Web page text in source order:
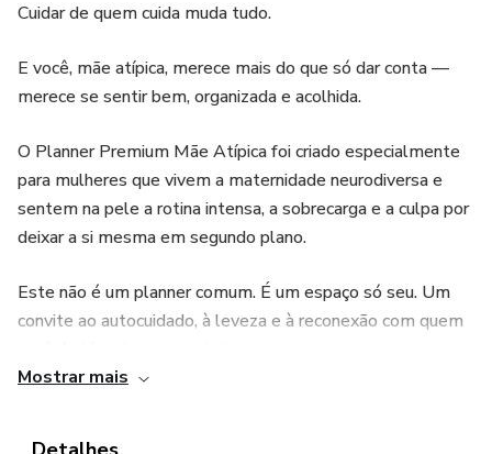
Cuidar de quem cuida muda tudo.
E você, mãe atípica, merece mais do que só dar conta —
merece se sentir bem, organizada e acolhida.
O Planner Premium Mãe Atípica foi criado especialmente
para mulheres que vivem a maternidade neurodiversa e
sentem na pele a rotina intensa, a sobrecarga e a culpa por
deixar a si mesma em segundo plano.
Este não é um planner comum. É um espaço só seu. Um
convite ao autocuidado, à leveza e à reconexão com quem
Mostrar mais